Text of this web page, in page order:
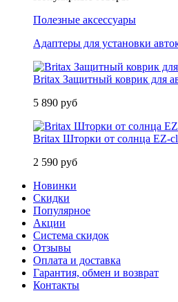
Полезные аксессуары
Адаптеры для установки
Britax Защитный коврик для
5 890 руб
Britax Шторки от солнца EZ-
2 590 руб
Новинки
Скидки
Популярное
Акции
Система скидок
Отзывы
Оплата и доставка
Гарантия, обмен и возврат
Контакты